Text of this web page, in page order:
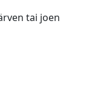
tai joen